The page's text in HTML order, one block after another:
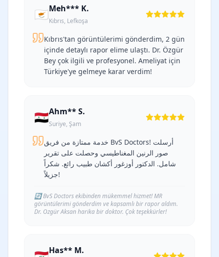
🇨🇾Meh*** K.
Kıbrıs, Lefkoşa
Kıbrıs'tan görüntülerimi gönderdim, 2 gün
içinde detaylı rapor elime ulaştı. Dr. Özgür
Bey çok ilgili ve profesyonel. Ameliyat için
Türkiye'ye gelmeye karar verdim!
🇸🇾Ahm** S.
Suriye, Şam
خدمة ممتازة من فريق BvS Doctors! أرسلت
صور الرنين المغناطيسي وحصلت على تقرير
شامل. الدكتور أوزغور أكشان طبيب رائع. شكراً
جزيلاً!
🔄BvS Doctors ekibinden mükemmel hizmet! MR
görüntülerimi gönderdim ve kapsamlı bir rapor aldım.
Dr. Ozgür Aksan harika bir doktor. Çok teşekkürler!
Has** M.